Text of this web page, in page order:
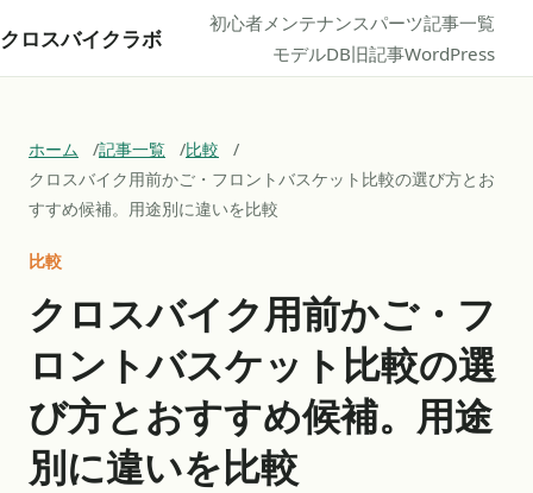
クロスバイクラボ
初心者メンテナンスパーツ記事一覧
モデルDB旧記事WordPress
ホーム 記事一覧
比較
クロスバイク用前かご・フロントバスケット比較の選び方とお
すすめ候補。用途別に違いを比較
比較
クロスバイク用前かご・フ
ロントバスケット比較の選
び方とおすすめ候補。用途
別に違いを比較